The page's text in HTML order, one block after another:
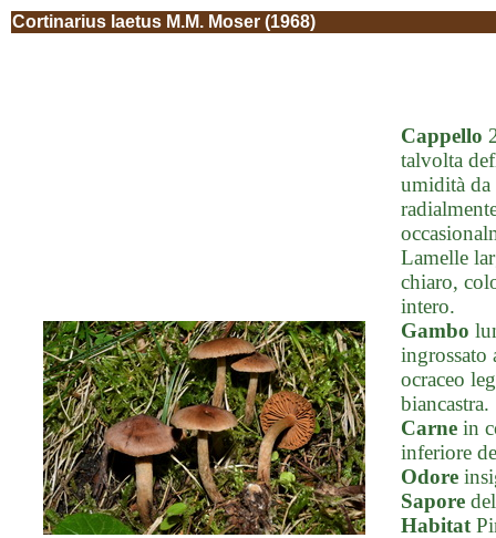
Cortinarius laetus M.M. Moser (1968)
Cappello
talvolta
umidità da
Lamelle
chiaro,
intero.
Gambo
ingrossato
ocraceo
biancastra.
Carne in
inferiore
Odore
Sapore
Habitat